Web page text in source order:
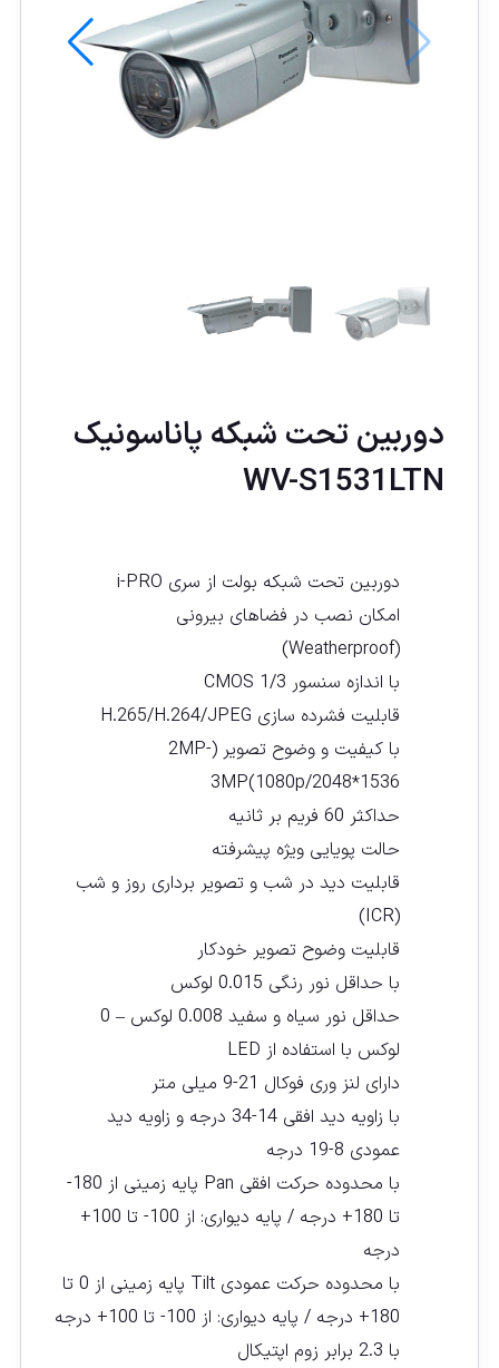
دوربین تحت شبکه پاناسونيک
WV-S1531LTN
دوربین تحت شبکه بولت از سری i-PRO
امکان نصب در فضاهای بیرونی
(Weatherproof)
با اندازه سنسور CMOS 1/3
قابلیت فشرده سازی H.265/H.264/JPEG
با کیفیت و وضوح تصویر (2MP-
3MP(1080p/2048*1536
حداکثر 60 فریم بر ثانیه
حالت پویایی ویژه پیشرفته
قابلیت دید در شب و تصویر برداری روز و شب
(ICR)
قابلیت وضوح تصویر خودکار
با حداقل نور رنگی 0.015 لوکس
حداقل نور سیاه و سفید 0.008 لوکس – 0
لوکس با استفاده از LED
دارای لنز وری فوکال 21-9 میلی متر
با زاویه دید افقی 14-34 درجه و زاویه دید
عمودی 8-19 درجه
با محدوده حرکت افقی Pan پایه زمینی از 180-
تا 180+ درجه / پایه دیواری: از 100- تا 100+
درجه
با محدوده حرکت عمودی Tilt پایه زمینی از 0 تا
180+ درجه / پایه دیواری: از 100- تا 100+ درجه
با 2.3 برابر زوم اپتیکال